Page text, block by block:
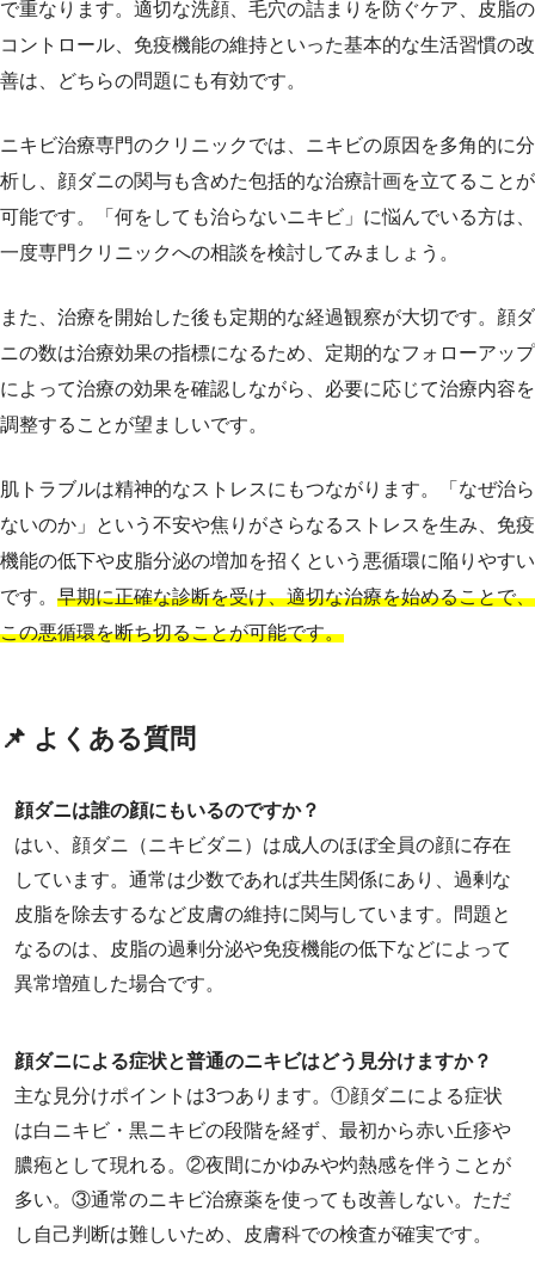
で重なります。適切な洗顔、毛穴の詰まりを防ぐケア、皮脂の
コントロール、免疫機能の維持といった基本的な生活習慣の改
善は、どちらの問題にも有効です。
ニキビ治療専門のクリニックでは、ニキビの原因を多角的に分
析し、顔ダニの関与も含めた包括的な治療計画を立てることが
可能です。「何をしても治らないニキビ」に悩んでいる方は、
一度専門クリニックへの相談を検討してみましょう。
また、治療を開始した後も定期的な経過観察が大切です。顔ダ
ニの数は治療効果の指標になるため、定期的なフォローアップ
によって治療の効果を確認しながら、必要に応じて治療内容を
調整することが望ましいです。
肌トラブルは精神的なストレスにもつながります。「なぜ治ら
ないのか」という不安や焦りがさらなるストレスを生み、免疫
機能の低下や皮脂分泌の増加を招くという悪循環に陥りやすい
です。 早期に正確な診断を受け、適切な治療を始めることで、
この悪循環を断ち切ることが可能です。
📌 よくある質問
顔ダニは誰の顔にもいるのですか？
はい、顔ダニ（ニキビダニ）は成人のほぼ全員の顔に存在
しています。通常は少数であれば共生関係にあり、過剰な
皮脂を除去するなど皮膚の維持に関与しています。問題と
なるのは、皮脂の過剰分泌や免疫機能の低下などによって
異常増殖した場合です。
顔ダニによる症状と普通のニキビはどう見分けますか？
主な見分けポイントは3つあります。①顔ダニによる症状
は白ニキビ・黒ニキビの段階を経ず、最初から赤い丘疹や
膿疱として現れる。②夜間にかゆみや灼熱感を伴うことが
多い。③通常のニキビ治療薬を使っても改善しない。ただ
し自己判断は難しいため、皮膚科での検査が確実です。